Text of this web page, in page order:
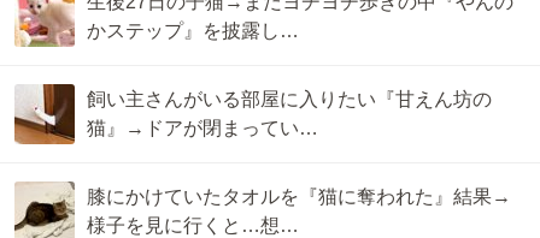
かステップ』を披露し…
飼い主さんがいる部屋に入りたい『甘えん坊の
猫』→ドアが閉まってい…
膝にかけていたタオルを『猫に奪われた』結果→
様子を見に行くと…想…